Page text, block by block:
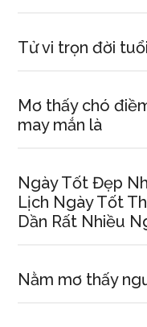
Tử vi trọn đời
Mơ thấy chó
may mắn là
Ngày Tốt Đẹp
Lịch Ngày Tốt
Dần Rất Nhiều
Nằm mơ thấy